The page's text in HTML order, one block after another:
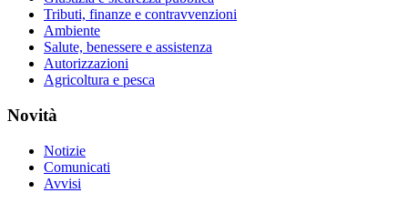
Tributi, finanze e contravvenzioni
Ambiente
Salute, benessere e assistenza
Autorizzazioni
Agricoltura e pesca
Novità
Notizie
Comunicati
Avvisi